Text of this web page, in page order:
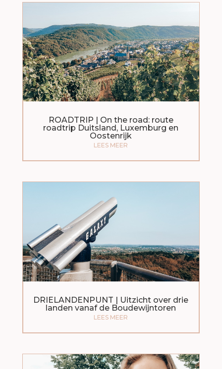
ROADTRIP | On the road: route
roadtrip Duitsland, Luxemburg en
Oostenrijk
LEES MEER
DRIELANDENPUNT | Uitzicht over drie
landen vanaf de Boudewijntoren
LEES MEER